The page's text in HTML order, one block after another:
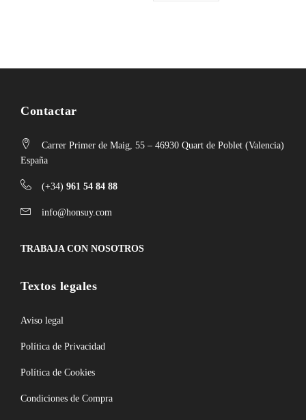
Contactar
Carrer Primer de Maig, 55 – 46930 Quart de Poblet (Valencia)
España
(+34) 961 54 84 88
info@honsuy.com
TRABAJA CON NOSOTROS
Textos legales
Aviso legal
Política de Privacidad
Política de Cookies
Condiciones de Compra